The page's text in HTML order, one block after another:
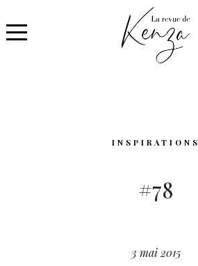
INSPIRATIONS
#78
3 mai 2015